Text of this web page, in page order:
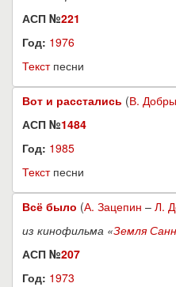
АСП №221
Год: 1976
Текстпесни
Вот и расстались (В.
АСП №1484
Год: 1985
Текстпесни
Всё было (А. Зацепин – Л.
из кинофильма «Земля
АСП №207
Год: 1973